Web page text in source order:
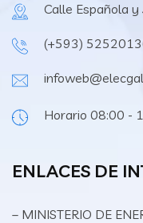
Calle Española y
(+593)
Horario 08:00 -
ENLACES DE
– MINISTERIO DE